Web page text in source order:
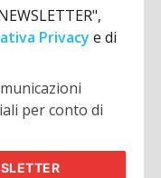
Privacye di
per conto di